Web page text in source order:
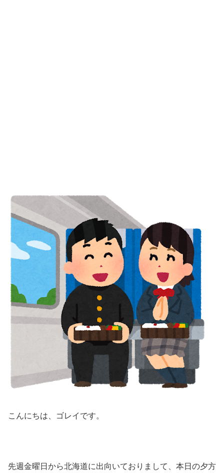
こんにちは、ゴレイです。
先週金曜日から北海道に出向いておりまして、本日の夕方